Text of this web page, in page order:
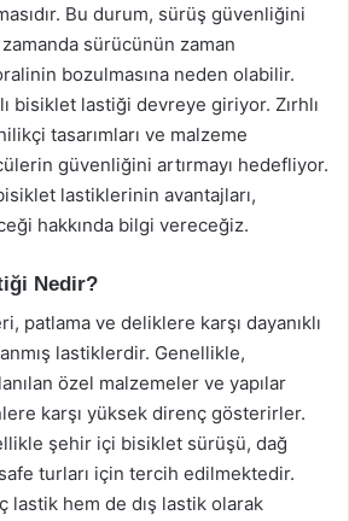
Bu durum, sürüş güvenliğini
sürücünün zaman
bozulmasına neden olabilir.
bisiklet lastiği devreye giriyor. Zırhlı
tasarımları ve malzeme
güvenliğini artırmayı hedefliyor.
lastiklerinin avantajları,
hakkında bilgi vereceğiz.
Nedir?
patlama ve deliklere karşı dayanıklı
lastiklerdir. Genellikle,
özel malzemeler ve yapılar
karşı yüksek direnç gösterirler.
şehir içi bisiklet sürüşü, dağ
turları için tercih edilmektedir.
lastik hem de dış lastik olarak